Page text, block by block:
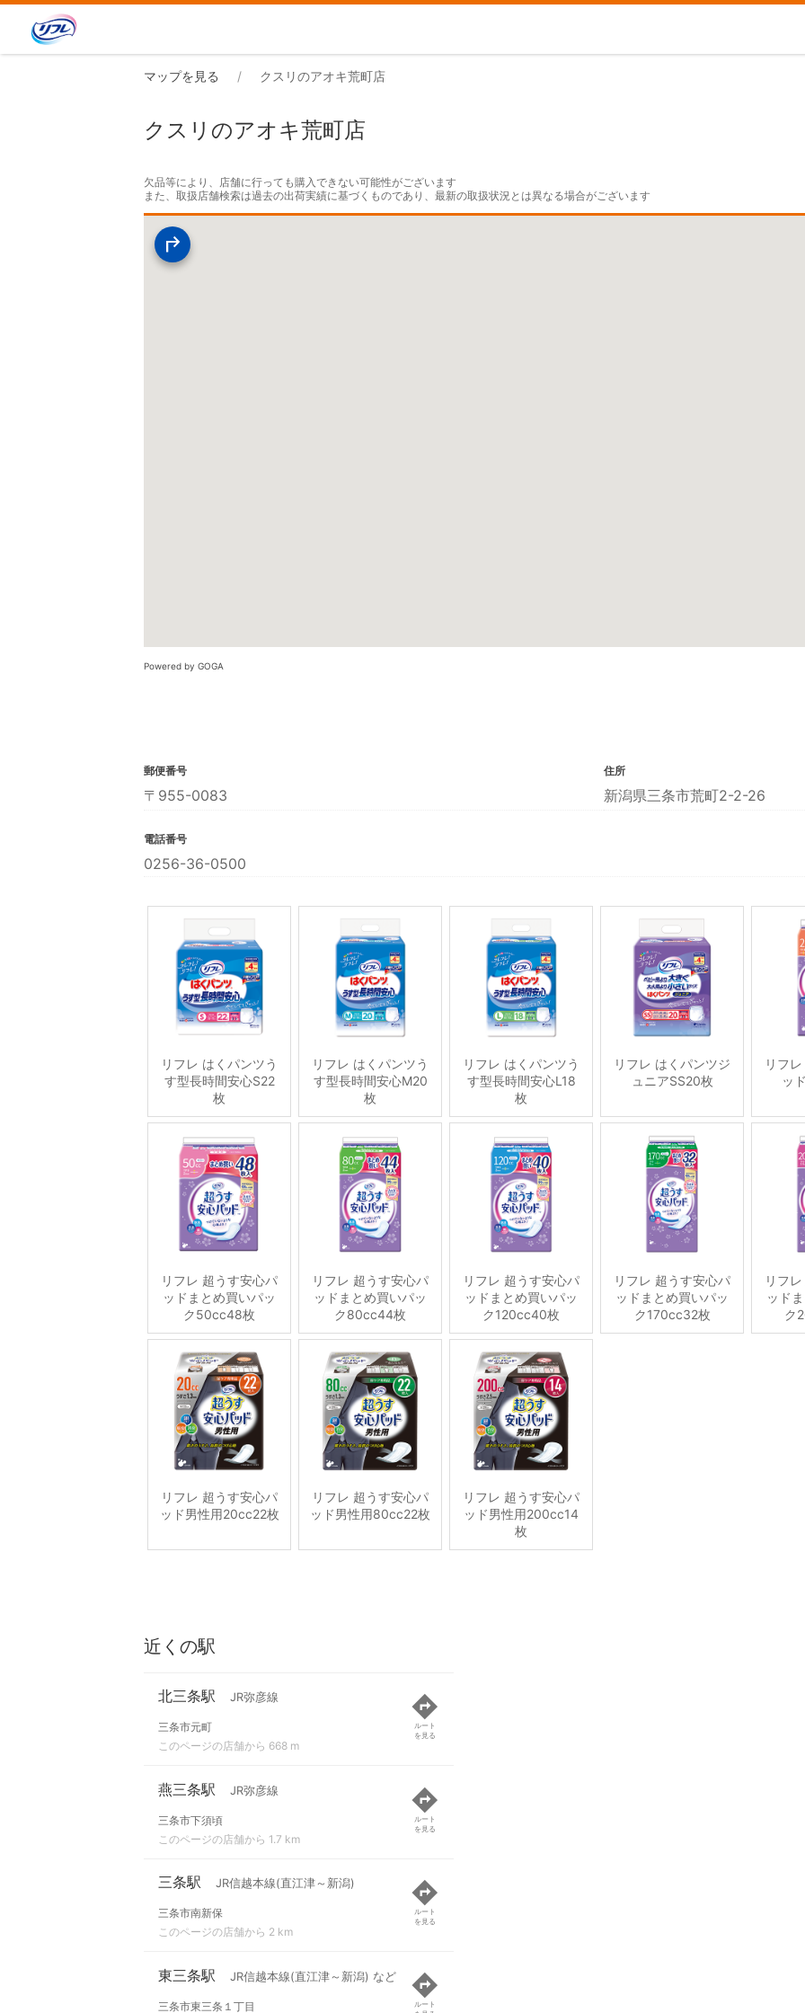
マップを見る クスリのアオキ荒町店
クスリのアオキ荒町店
欠品等により、店舗に行っても購入できない可能性がございます
また、取扱店舗検索は過去の出荷実績に基づくものであり、最新の取扱状況とは異なる場合がございます
Powered by GOGA
郵便番号
〒955-0083
住所
新潟県三条市荒町2-2-26
電話番号
0256-36-0500
リフレ はくパンツう
す型長時間安心S22
枚
リフレ はくパンツう
す型長時間安心M20
枚
リフレ はくパンツう
す型長時間安心L18
枚
リフレ はくパンツジ
ュニアSS20枚
リフ
ッ
リフレ 超うす安心パ
ッドまとめ買いパッ
ク50cc48枚
リフレ 超うす安心パ
ッドまとめ買いパッ
ク80cc44枚
リフレ 超うす安心パ
ッドまとめ買いパッ
ク120cc40枚
リフレ 超うす安心パ
ッドまとめ買いパッ
ク170cc32枚
リフ
ッド
ク
リフレ 超うす安心パ
ッド男性用20cc22枚
リフレ 超うす安心パ
ッド男性用80cc22枚
リフレ 超うす安心パ
ッド男性用200cc14
枚
近くの駅
北三条駅 JR弥彦線
三条市元町
このページの店舗から 668 m
ルート
を見る
燕三条駅 JR弥彦線
三条市下須頃
このページの店舗から 1.7 km
ルート
を見る
三条駅 JR信越本線(直江津～新潟)
三条市南新保
このページの店舗から 2 km
ルート
を見る
東三条駅 JR信越本線(直江津～新潟) など
三条市東三条１丁目
ルート